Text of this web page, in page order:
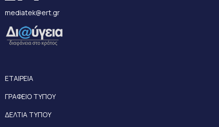
mediatek@ert.gr
ΕΤΑΙΡΕΙΑ
ΓΡΑΦΕΙΟ ΤΥΠΟΥ
ΔΕΛΤΙΑ ΤΥΠΟΥ